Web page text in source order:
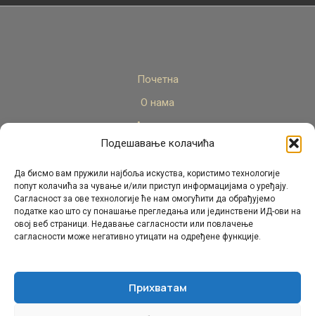
Подешавање колачића
Да бисмо вам пружили најбоља искуства, користимо технологије
попут колачића за чување и/или приступ информацијама о уређају.
Сагласност за ове технологије ће нам омогућити да обрађујемо
податке као што су понашање прегледања или јединствени ИД-ови на
овој веб страници. Недавање сагласности или повлачење
сагласности може негативно утицати на одређене функције.
Прихватам
Почетна
О нама
Актуелно
Стручни кадар
Пројекти
Архива
Контакт